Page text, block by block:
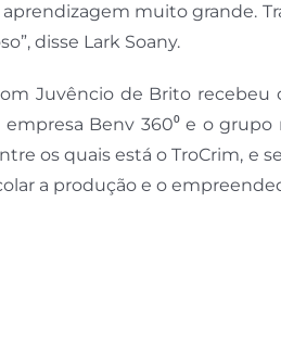
muito grande.
disse Lark Soany.
Juvêncio de Brito recebeu
Benv 360⁰ e o
os quais está o TroCrim, e
a produção e o